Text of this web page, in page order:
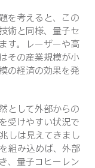
を考えると、この
術と同様、量子セ
す。レーザーや高
その産業規模が小
の経済の効果を発
として外部からの
受けやすい状況で
しは見えてきまし
組み込めば、外部
、量子コヒーレン